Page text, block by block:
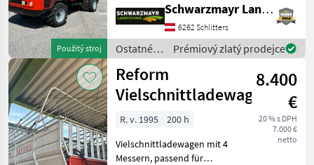
Použitý stroj
4103 Bst. Pickerl Neu
Service gemacht Ostatné
poľnohospodárske silové
stroje Transpo
Schwarzmayr Landtechnik GmbH - Schlitters
6262 Schlitters
Ostatné
poľnohospodárske
silové
stroje /
Reform
Prémiový zlatý prodejce
Reform
Vielschnittladewagen
8.400
€
20 % s DPH
7.000 €
netto
R. v. 1995
200 h
Vielschnittladewagen mit 4
Messern, passend für